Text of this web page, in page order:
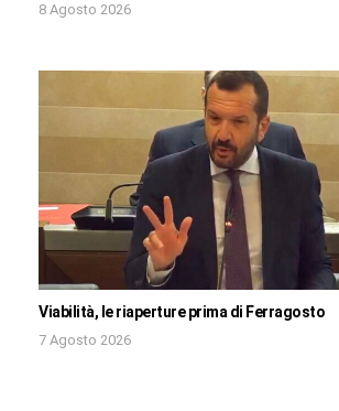
8 Agosto 2026
Viabilità, le riaperture prima di Ferragosto
7 Agosto 2026